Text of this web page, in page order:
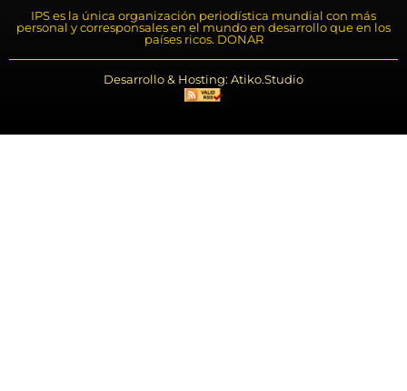
IPS es la única organización periodística mundial con más
personal y corresponsales en el mundo en desarrollo que en los
países ricos. DONAR
Desarrollo & Hosting: Atiko.Studio